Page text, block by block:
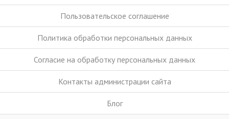
Пользовательское соглашение
Политика обработки персональных данных
Согласие на обработку персональных данных
Контакты администрации сайта
Блог